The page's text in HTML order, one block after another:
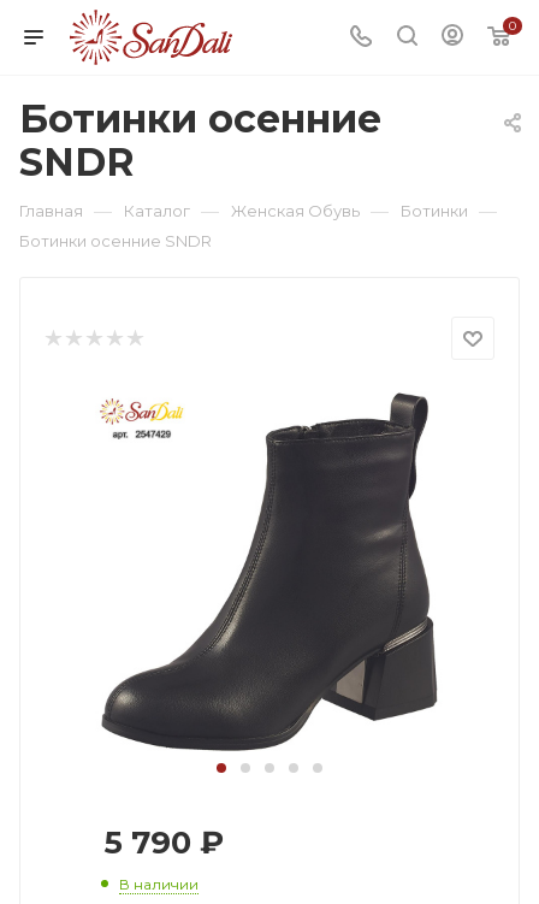
0
Ботинки осенние
SNDR
Главная — Каталог — Женская Обувь — Ботинки —
Ботинки осенние SNDR
5 790 ₽
В наличии